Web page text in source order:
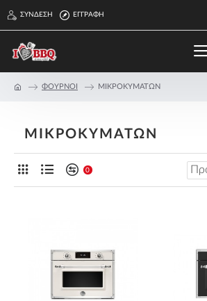
ΣΎΝΔΕΣΗ ΕΓΓΡΑΦΉ
ΦΟΥΡΝΟΙ ΜΙΚΡΟΚΥΜΑΤΩΝ
ΜΙΚΡΟΚΥΜΑΤΩΝ
0